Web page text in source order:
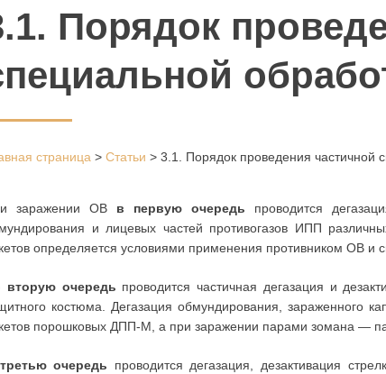
Порядок
страница > Статьи > 3.1. Порядок проведения частичной
заражении ОВ в первую очередь проводится
и лицевых частей противогазов ИПП
определяется условиями применения противником ОВ и
вторую очередь проводится частичная дегазация и
костюма. Дегазация обмундирования, зараженного
порошковых ДПП-М, а при заражении парами зомана —
очередь проводится дегазация, дезактивация